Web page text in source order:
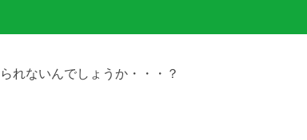
れないんでしょうか・・・？